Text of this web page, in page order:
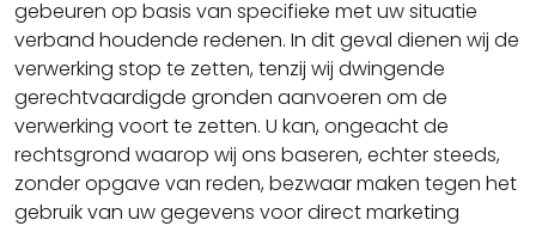
gebeuren op basis van specifieke met uw situatie
verband houdende redenen. In dit geval dienen wij de
verwerking stop te zetten, tenzij wij dwingende
gerechtvaardigde gronden aanvoeren om de
verwerking voort te zetten. U kan, ongeacht de
rechtsgrond waarop wij ons baseren, echter steeds,
zonder opgave van reden, bezwaar maken tegen het
gebruik van uw gegevens voor direct marketing